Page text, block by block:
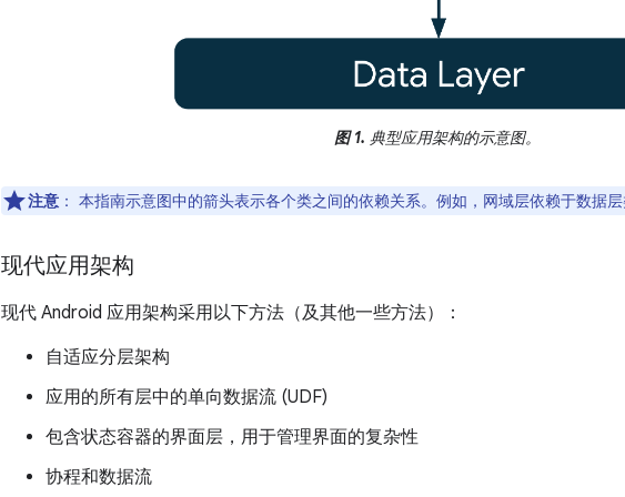
图 1. 典型应用架构的示意图。
注意 ： 本指南示意图中的箭头表示各个类之间的依赖关系。例如，网域层依赖于数据
现代应用架构
现代 Android 应用架构采用以下方法（及其他一些方法）：
自适应分层架构
应用的所有层中的单向数据流 (UDF)
包含状态容器的界面层，用于管理界面的复杂性
协程和数据流